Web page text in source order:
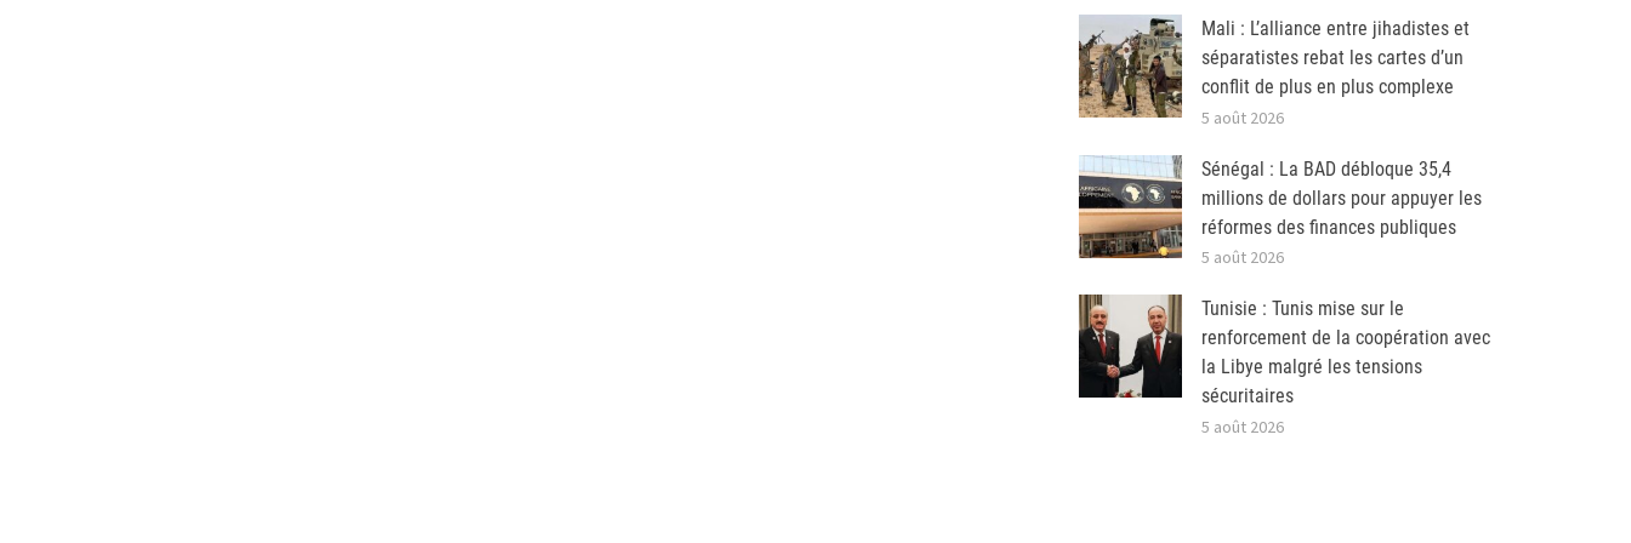
Mali : L’alliance entre jihadistes et
séparatistes rebat les cartes d’un
conflit de plus en plus complexe
5 août 2026
Sénégal : La BAD débloque 35,4
millions de dollars pour appuyer les
réformes des finances publiques
5 août 2026
Tunisie : Tunis mise sur le
renforcement de la coopération avec
la Libye malgré les tensions
sécuritaires
5 août 2026